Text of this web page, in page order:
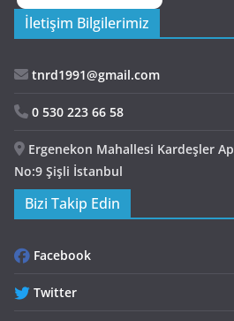
İletişim Bilgilerimiz
tnrd1991@gmail.com
0 530 223 66 58
Ergenekon Mahallesi Kardeşler
No:9 Şişli İstanbul
Bizi Takip Edin
Facebook
Twitter